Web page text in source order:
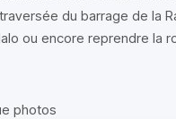
du barrage de la
ou encore reprendre la
photos